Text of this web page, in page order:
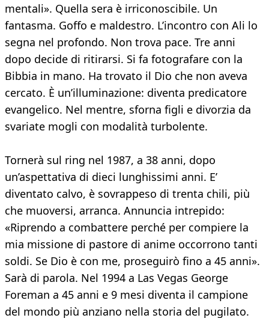
mentali». Quella sera è irriconoscibile. Un
fantasma. Goffo e maldestro. L’incontro con Ali lo
segna nel profondo. Non trova pace. Tre anni
dopo decide di ritirarsi. Si fa fotografare con la
Bibbia in mano. Ha trovato il Dio che non aveva
cercato. È un’illuminazione: diventa predicatore
evangelico. Nel mentre, sforna figli e divorzia da
svariate mogli con modalità turbolente.
Tornerà sul ring nel 1987, a 38 anni, dopo
un’aspettativa di dieci lunghissimi anni. E’
diventato calvo, è sovrappeso di trenta chili, più
che muoversi, arranca. Annuncia intrepido:
«Riprendo a combattere perché per compiere la
mia missione di pastore di anime occorrono tanti
soldi. Se Dio è con me, proseguirò fino a 45 anni».
Sarà di parola. Nel 1994 a Las Vegas George
Foreman a 45 anni e 9 mesi diventa il campione
del mondo più anziano nella storia del pugilato.